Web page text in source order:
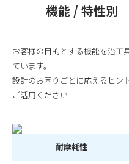
機能 / 特性別
お客様の目的とする機能を治工
ています。
設計のお困りごとに応えるヒン
ご活用ください！
耐摩耗性